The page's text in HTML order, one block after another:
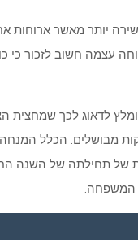
יותר מאשר ארוחות
לדאוג לכך שמחצית
מבושלים. הכלל
של תחילתה של השנה
המשפחה.